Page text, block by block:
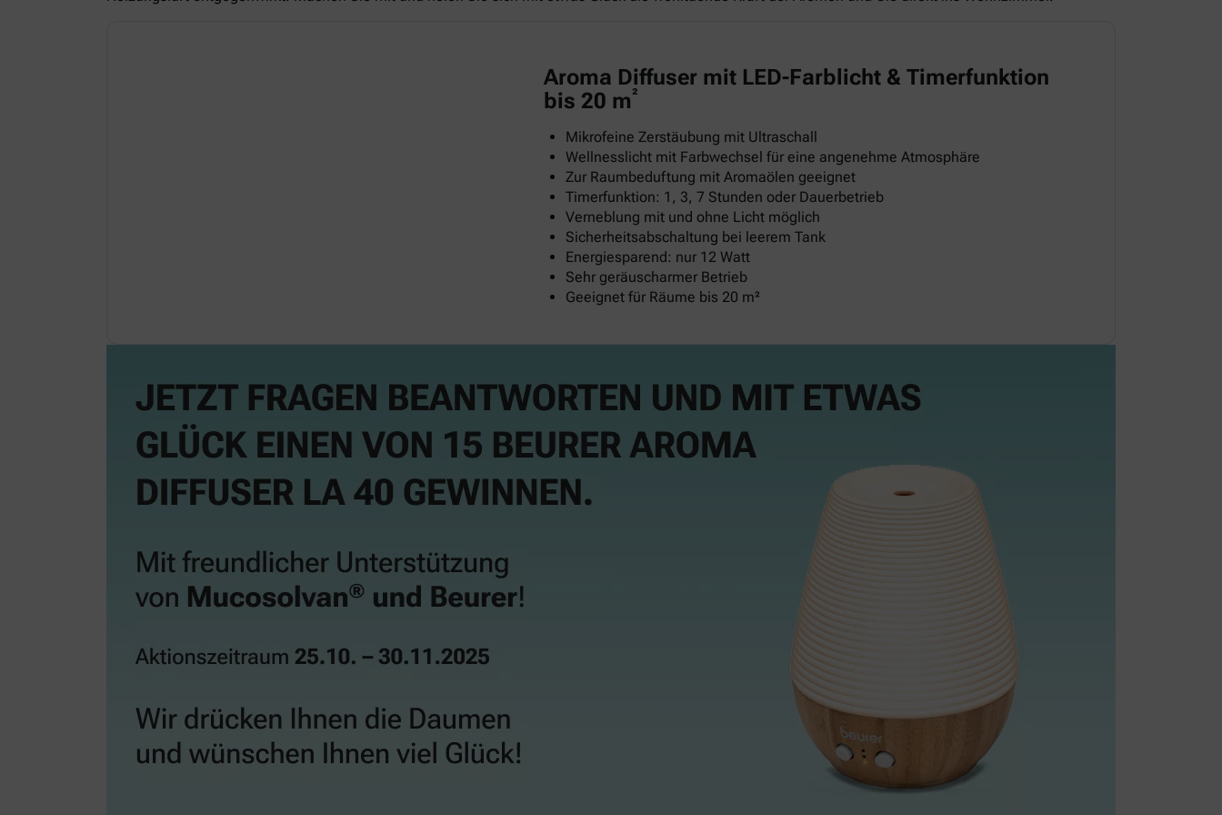
Aroma Diffuser mit LED-Farblicht & Timerfunktion
bis 20 m²
Mikrofeine Zerstäubung mit Ultraschall
Wellnesslicht mit Farbwechsel für eine angenehme Atmosphäre
Zur Raumbeduftung mit Aromaölen geeignet
Timerfunktion: 1, 3, 7 Stunden oder Dauerbetrieb
Verneblung mit und ohne Licht möglich
Sicherheitsabschaltung bei leerem Tank
Energiesparend: nur 12 Watt
Sehr geräuscharmer Betrieb
Geeignet für Räume bis 20 m²